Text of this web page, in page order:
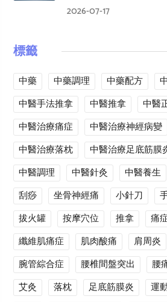
2026-07-17
標籤
中藥 中藥調理 中藥配方
中醫手法推拿
中醫推拿 中醫
中醫治療痛症
中醫治療神經病變
中醫治療落枕
中醫治療足底筋膜
中醫調理
中醫針灸 中醫養生
刮痧
坐骨神經痛 小針刀
拔火罐
按摩穴位 推拿 痛
纖維肌痛症
肌肉酸痛 肩周炎
腕管綜合症
腰椎間盤突出 腰
艾灸
落枕 足底筋膜炎 運